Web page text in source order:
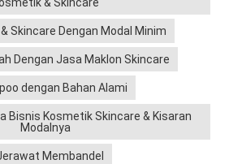
& Skincare
Skincare Dengan Modal Minim
Dengan Jasa Maklon Skincare
dengan Bahan Alami
Bisnis Kosmetik Skincare & Kisaran
Modalnya
Membandel